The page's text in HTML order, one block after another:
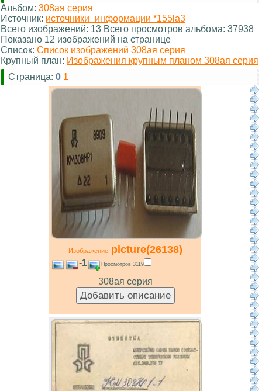
Альбом: 308ая серия
Источник: источники_информации *155la3
Всего изображений: 13 Всего просмотров альбома: 37938
Показано 12 изображений на странице
Список: Список изображений 308ая серия
Крупный план: Изображения крупным планом 308ая серия
Страница: 0 1
Изображениеpicture(26138)
-1 Просмотров 3119
308ая серия